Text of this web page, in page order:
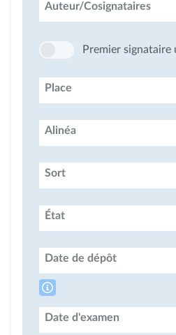
Auteur/Cosignataires
Premier signataire
Place
Alinéa
Sort
État
Date de dépôt
Date d'examen